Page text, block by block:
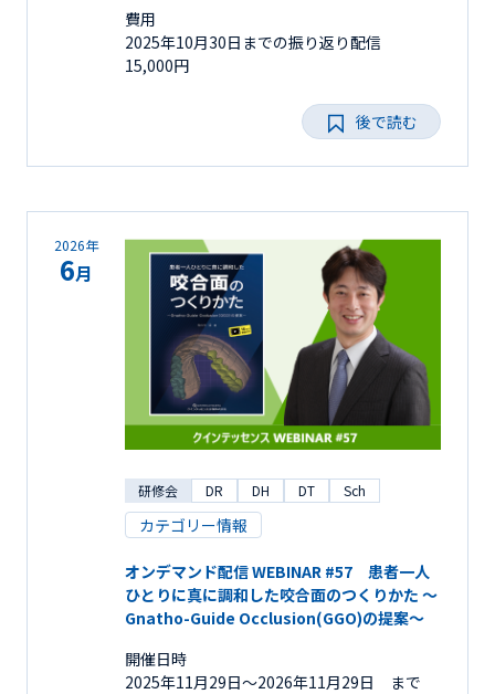
費用
2025年10月30日までの振り返り配信
15,000円
後で読む
2026年
6月
研修会 DR DH DT Sch
カテゴリー情報
オンデマンド配信 WEBINAR #57 患者一人
ひとりに真に調和した咬合面のつくりかた ～
Gnatho-Guide Occlusion(GGO)の提案～
開催日時
2025年11月29日〜2026年11月29日 まで